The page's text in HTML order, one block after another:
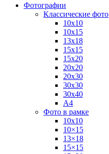
Фотографии
Классические фото
10х10
10х15
13х18
15х15
15х20
20х20
20х30
30х30
30х40
А4
Фото в рамке
10х10
10×15
13×18
15×15